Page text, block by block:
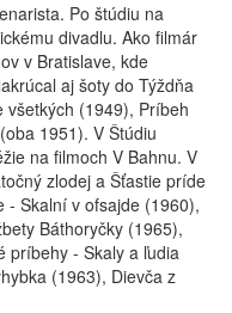
Po štúdiu na
divadlu. Ako filmár
v Bratislave, kde
aj šoty do Týždňa
všetkých (1949), Príbeh
1951). V Štúdiu
na filmoch V Bahnu. V
zlodej a Šťastie príde
- Skalní v ofsajde (1960),
Báthoryčky (1965),
príbehy - Skaly a ľudia
(1963), Dievča z